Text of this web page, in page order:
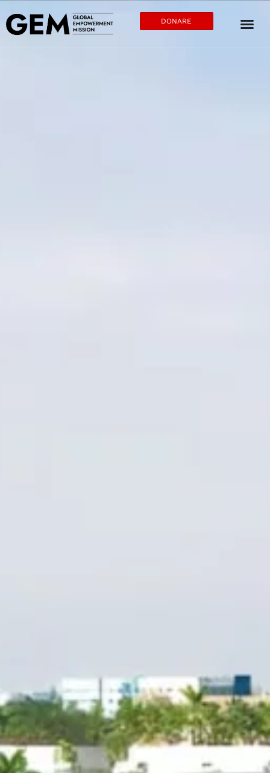
DONARE